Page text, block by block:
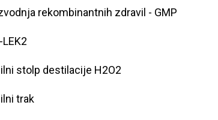
rekombinantnih zdravil - GMP
stolp destilacije H2O2
trak